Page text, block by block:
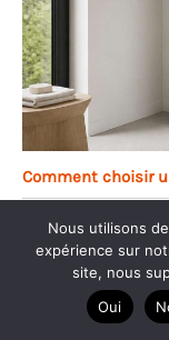
Comment choisir
Nous utilisons
expérience sur
site, nous
Oui